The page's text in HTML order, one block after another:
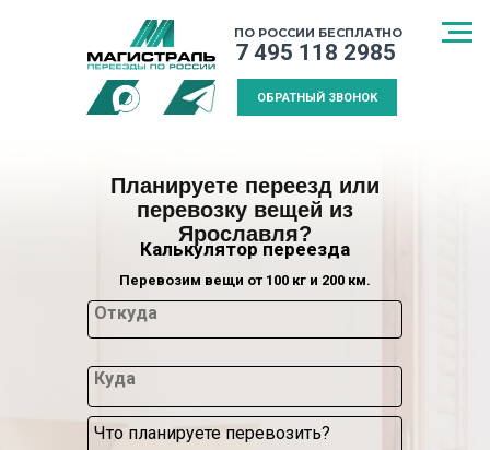
ПО РОССИИ БЕСПЛАТНО
7 495 118 2985
ОБРАТНЫЙ ЗВОНОК
Планируете переезд или
перевозку вещей из
Ярославля?
Калькулятор переезда
Откуда
Куда
Что планируете перевозить?
Перевозим вещи от 100 кг и 200 км.